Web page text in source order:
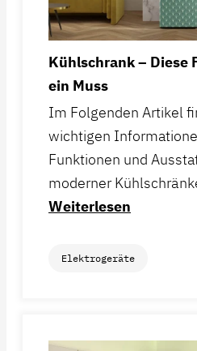
Kühlschrank – Diese
ein Muss
Im Folgenden Artikel
wichtigen
Funktionen und
moderner
Weiterlesen
Elektrogeräte